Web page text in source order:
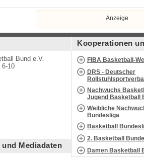
Anzeige
Bund e.V.
6-10
Mediadaten
Kooperationen
FIBA Basketball-
DRS - Deutscher
Nachwuchs
Jugend Basketball
Weibliche
Bundesliga
Basketball
2. Basketball
Damen Basketball